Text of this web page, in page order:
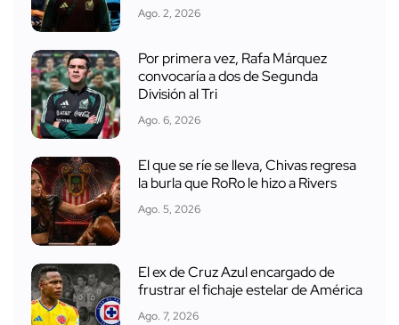
Ago. 2, 2026
Por primera vez, Rafa Márquez
convocaría a dos de Segunda
División al Tri
Ago. 6, 2026
El que se ríe se lleva, Chivas regresa
la burla que RoRo le hizo a Rivers
Ago. 5, 2026
El ex de Cruz Azul encargado de
frustrar el fichaje estelar de América
Ago. 7, 2026